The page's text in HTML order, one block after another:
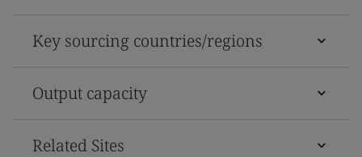
Key sourcing countries/regions
Output capacity
Related Sites